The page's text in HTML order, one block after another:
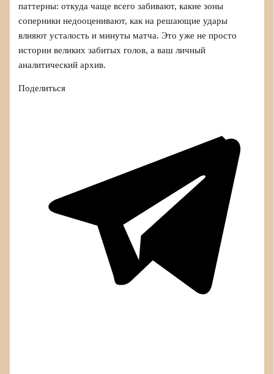
паттерны: откуда чаще всего забивают, какие зоны
соперники недооценивают, как на решающие удары
влияют усталость и минуты матча. Это уже не просто
истории великих забитых голов, а ваш личный
аналитический архив.
Поделиться